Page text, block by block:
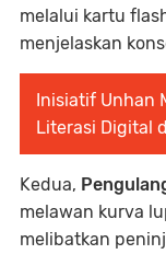
melalui kartu
menjelaskan
Inisiatif Unhan
Literasi Digital
Kedua,
melawan kurva
melibatkan